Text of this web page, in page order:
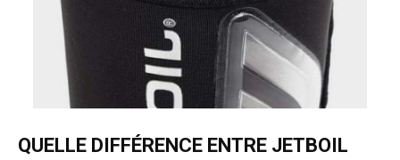
QUELLE DIFFÉRENCE ENTRE JETBOIL